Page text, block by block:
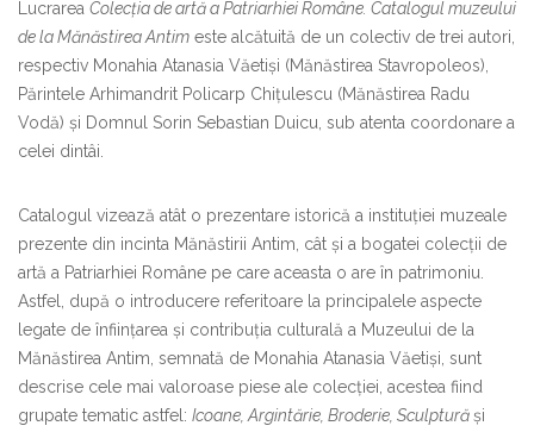
Lucrarea Colecția de artă a Patriarhiei Române. Catalogul muzeului
de la Mănăstirea Antim este alcătuită de un colectiv de trei autori,
respectiv Monahia Atanasia Văetiși (Mănăstirea Stavropoleos),
Părintele Arhimandrit Policarp Chițulescu (Mănăstirea Radu
Vodă) și Domnul Sorin Sebastian Duicu, sub atenta coordonare a
celei dintâi.
Catalogul vizează atât o prezentare istorică a instituției muzeale
prezente din incinta Mănăstirii Antim, cât și a bogatei colecții de
artă a Patriarhiei Române pe care aceasta o are în patrimoniu.
Astfel, după o introducere referitoare la principalele aspecte
legate de înființarea și contribuția culturală a Muzeului de la
Mănăstirea Antim, semnată de Monahia Atanasia Văetiși, sunt
descrise cele mai valoroase piese ale colecției, acestea fiind
grupate tematic astfel: Icoane, Argintărie, Broderie, Sculpturăși